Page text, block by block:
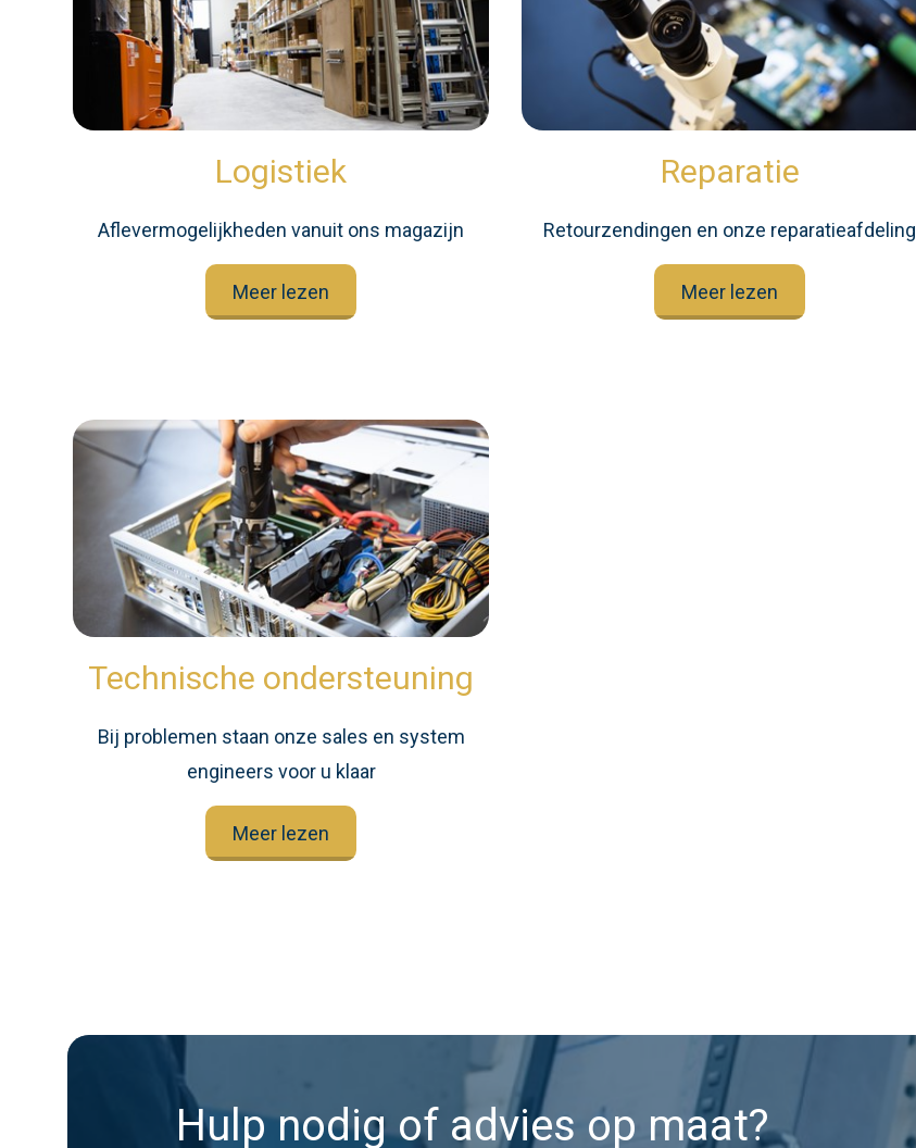
Logistiek
Aflevermogelijkheden vanuit ons magazijn
Meer lezen
Reparatie
Retourzendingen en onze reparatieafdeling
Meer lezen
Technische ondersteuning
Bij problemen staan onze sales en system
engineers voor u klaar
Meer lezen
Hulp nodig of advies op maat?